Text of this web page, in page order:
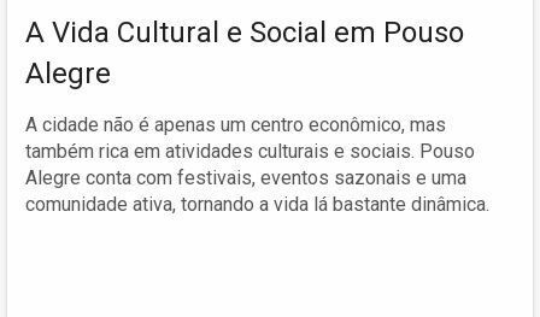
A Vida Cultural e Social em Pouso
Alegre
A cidade não é apenas um centro econômico, mas
também rica em atividades culturais e sociais. Pouso
Alegre conta com festivais, eventos sazonais e uma
comunidade ativa, tornando a vida lá bastante dinâmica.